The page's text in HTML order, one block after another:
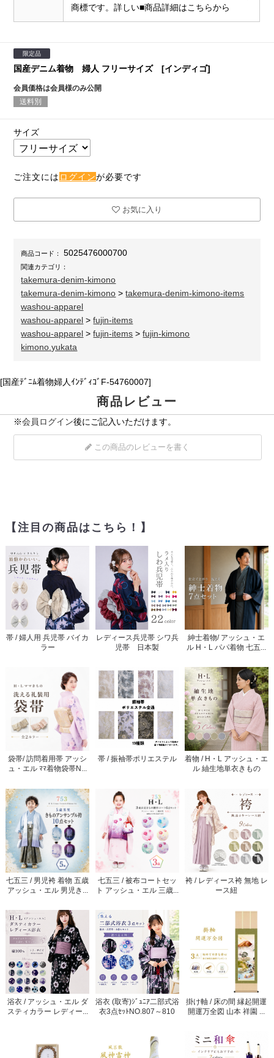
商標です。詳しい■商品詳細はこちらから
限定品
国産デニム着物 婦人 フリーサイズ [インディゴ]
会員価格は会員様のみ公開
送料別
サイズ
ご注文には ログインが必要です
お気に入り
商品コード： 5025476000700
関連カテゴリ：
takemura-denim-kimono
takemura-denim-kimono >takemura-denim-kimono-items
washou-apparel
washou-apparel >fujin-items
washou-apparel >fujin-items >fujin-kimono
kimono.yukata
[国産ﾃﾞﾆﾑ着物婦人ｲﾝﾃﾞｨｺﾞF-54760007]
商品レビュー
※会員ログイン後にご記入いただけます。
この商品のレビューを書く
【注目の商品はこちら！】
帯 / 婦人用 兵児帯 バイカ
ラー
レディース兵児帯 シワ兵
児帯 日本製
紳士着物/ アッシュ・エ
ル H・L パパ着物 七五...
袋帯/ 訪問着用帯 アッシ
ュ・エル ﾏﾏ着物袋帯N...
帯 / 振袖帯ポリエステル
着物 / H・L アッシュ・エ
ル 紬生地単衣きもの
七五三 / 男児袴 着物 五歳
アッシュ・エル 男児き...
七五三 / 被布コートセッ
ト アッシュ・エル 三歳...
袴 / レディース袴 無地 レ
ース紐
浴衣 / アッシュ・エル ダ
スティカラー レディー...
浴衣 (取寄)ｼﾞｭﾆｱ二部式浴
衣3点ｾｯﾄNO.807～810
掛け軸 / 床の間 縁起開運
開運万全図 山本 祥園 ...